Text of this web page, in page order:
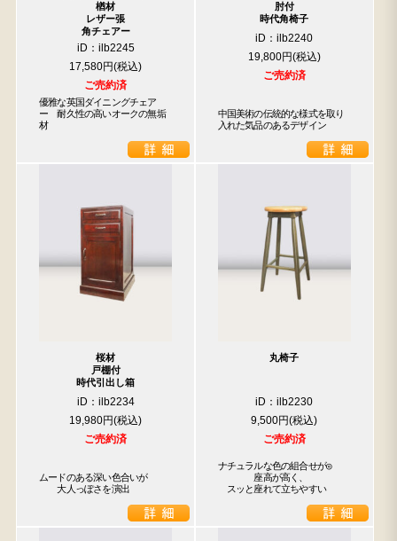
楢材
レザー張
角チェアー
iD：ilb2245
17,580円
ご売約済
優雅な英国ダイニングチェア
ー　耐久性の高いオークの無垢
材
肘付
時代角椅子
iD：ilb2240
19,800円
ご売約済
中国美術の伝統的な様式を取り
入れた気品のあるデザイン
桜材
戸棚付
時代引出し箱
iD：ilb2234
19,980円
ご売約済
ムードのある深い色合いが
大人っぽさを演出
丸椅子
iD：ilb2230
9,500円
ご売約済
ナチュラルな色の組合せが◎
座高が高く、
スッと座れて立ちやすい